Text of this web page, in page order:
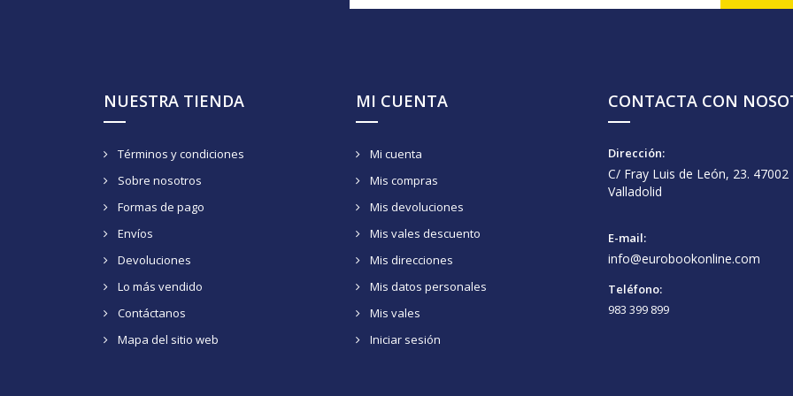
NUESTRA TIENDA
Términos y condiciones
Sobre nosotros
Formas de pago
Envíos
Devoluciones
Lo más vendido
Contáctanos
Mapa del sitio web
MI CUENTA
Mi cuenta
Mis compras
Mis devoluciones
Mis vales descuento
Mis direcciones
Mis datos personales
Mis vales
Iniciar sesión
CONTACTA CON
Dirección:
C/ Fray Luis de León, 23. 47002
Valladolid
E-mail:
info@eurobookonline.com
Teléfono:
983 399 899